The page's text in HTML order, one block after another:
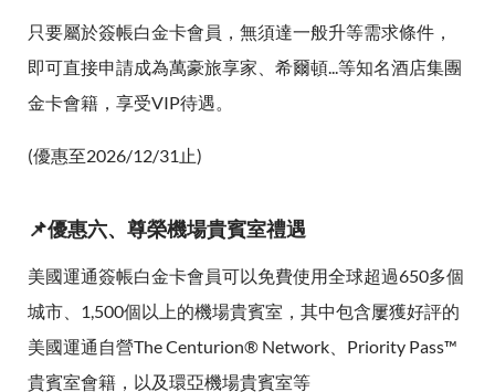
只要屬於簽帳白金卡會員，無須達一般升等需求條件，
即可直接申請成為萬豪旅享家、希爾頓...等知名酒店集團
金卡會籍，享受VIP待遇。
(優惠至2026/12/31止)
📌優惠六、尊榮機場貴賓室禮遇
美國運通簽帳白金卡會員可以免費使用全球超過650多個
城市、1,500個以上的機場貴賓室，其中包含屢獲好評的
美國運通自營The Centurion® Network、Priority Pass™
貴賓室會籍，以及環亞機場貴賓室等